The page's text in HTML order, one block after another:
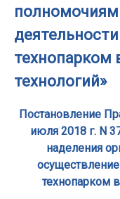
технопарком
технологий»
Постановление
июля 2018 г. N
наделения
технопарком